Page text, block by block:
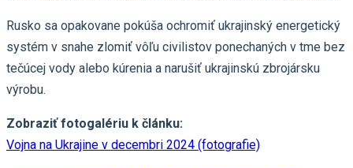
Rusko sa opakovane pokúša ochromiť ukrajinský energetický
systém v snahe zlomiť vôľu civilistov ponechaných v tme bez
tečúcej vody alebo kúrenia a narušiť ukrajinskú zbrojársku
výrobu.
Zobraziť fotogalériu k článku:
Vojna na Ukrajine v decembri 2024 (fotografie)